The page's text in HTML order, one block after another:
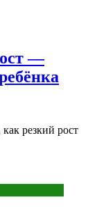
—
резкий рост